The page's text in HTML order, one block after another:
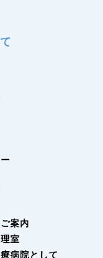
案内
室
病院として